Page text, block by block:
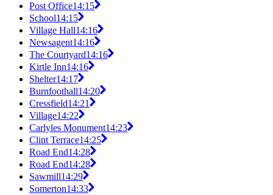
Post Office14:15
School14:15
Village Hall14:16
Newsagent14:16
The Courtyard14:16
Kirtle Inn14:16
Shelter14:17
Burnfoothall14:20
Cressfield14:21
Village14:22
Carlyles Monument14:23
Clint Terrace14:25
Road End14:28
Road End14:28
Sawmill14:29
Somerton14:33